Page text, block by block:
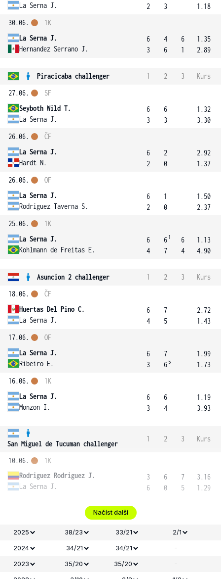
La Serna J.
2
3
1.18
30.06.
La Serna J.
Hernandez Serrano J.
1K
6
3
4
6
6
1
1.35
2.89
Piracicaba challenger 1 2 3
Kurs
27.06.
Seyboth Wild T.
La Serna J.
SF
6
3
6
3
1.32
3.30
26.06.
La Serna J.
Hardt N.
ČF
6
2
2
0
2.92
1.37
26.06.
La Serna J.
Rodriguez Taverna S.
OF
6
2
1
0
1.50
2.37
25.06.
La Serna J.
Kohlmann de Freitas E.
1K
6
4
6 1
7
6
4
1.13
4.90
Asuncion 2 challenger 1 2 3
Kurs
18.06.
Huertas Del Pino C.
La Serna J.
ČF
6
4
7
5
2.72
1.43
17.06.
La Serna J.
Ribeiro E.
OF
6
3
7
6 5
1.99
1.73
16.06.
La Serna J.
Monzon I.
1K
6
3
6
4
1.19
3.93
San Miguel de Tucuman challenger
1 2 3 Kurs
10.06.
Rodriguez Rodriguez J.
La Serna J.
1K
3
6
6
0
7
5
3.16
1.29
Načíst další
2025 38/23 33/21
2/1
2024
34/21 34/21 -
2023 35/20 35/20 -